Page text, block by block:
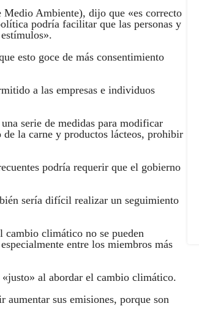
Ambiente), dijo que «es correcto
podría facilitar que las personas y
esto goce de más consentimiento
a las empresas e individuos
serie de medidas para modificar
la carne y productos lácteos, prohibir
podría requerir que el gobierno
sería difícil realizar un seguimiento
cambio climático no se pueden
entre los miembros más
al abordar el cambio climático.
aumentar sus emisiones, porque son